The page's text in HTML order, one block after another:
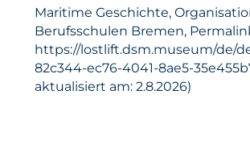
Maritime Geschichte,
Berufsschulen Bremen,
https://lostlift.dsm.museum/de/
82c344-ec76-4041-8ae5-
aktualisiert am: 2.8.2026)